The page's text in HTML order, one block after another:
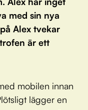
med sin nya
Alex tvekar
är ett
mobilen innan
lägger en